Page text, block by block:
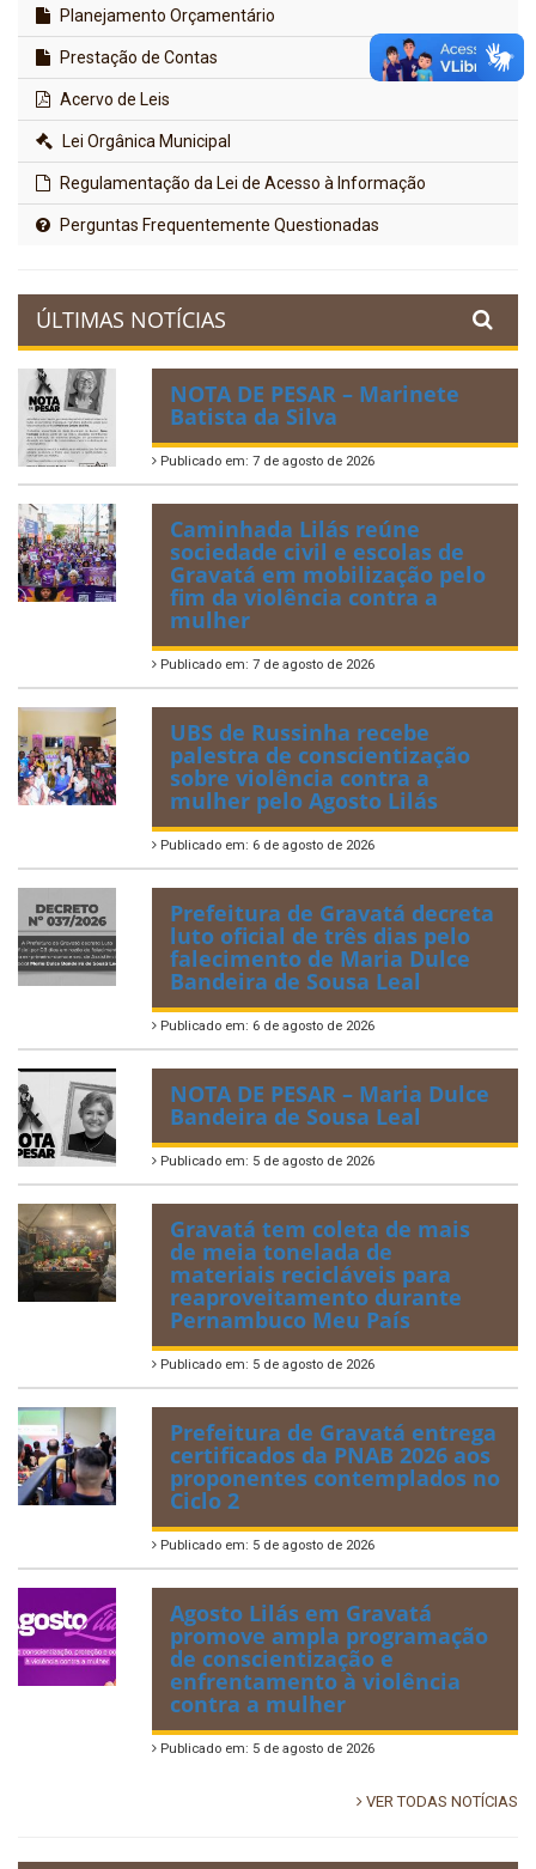
Planejamento Orçamentário
Prestação de Contas
Acervo de Leis
Lei Orgânica Municipal
Regulamentação da Lei de Acesso à Informação
Perguntas Frequentemente Questionadas
ÚLTIMAS NOTÍCIAS
NOTA DE PESAR – Marinete
Batista da Silva
Publicado em: 7 de agosto de 2026
Caminhada Lilás reúne
sociedade civil e escolas de
Gravatá em mobilização pelo
fim da violência contra a
mulher
Publicado em: 7 de agosto de 2026
UBS de Russinha recebe
palestra de conscientização
sobre violência contra a
mulher pelo Agosto Lilás
Publicado em: 6 de agosto de 2026
Prefeitura de Gravatá decreta
luto oficial de três dias pelo
falecimento de Maria Dulce
Bandeira de Sousa Leal
Publicado em: 6 de agosto de 2026
NOTA DE PESAR – Maria Dulce
Bandeira de Sousa Leal
Publicado em: 5 de agosto de 2026
Gravatá tem coleta de mais
de meia tonelada de
materiais recicláveis para
reaproveitamento durante
Pernambuco Meu País
Publicado em: 5 de agosto de 2026
Prefeitura de Gravatá entrega
certificados da PNAB 2026 aos
proponentes contemplados no
Ciclo 2
Publicado em: 5 de agosto de 2026
Agosto Lilás em Gravatá
promove ampla programação
de conscientização e
enfrentamento à violência
contra a mulher
Publicado em: 5 de agosto de 2026
VER TODAS NOTÍCIAS